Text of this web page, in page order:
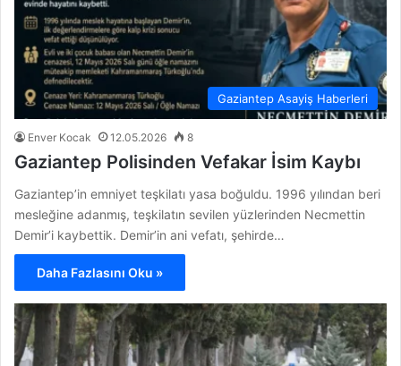
Gaziantep Asayiş Haberleri
Enver Kocak 12.05.2026 8
Gaziantep Polisinden Vefakar İsim Kaybı
Gaziantep’in emniyet teşkilatı yasa boğuldu. 1996 yılından beri
mesleğine adanmış, teşkilatın sevilen yüzlerinden Necmettin
Demir’i kaybettik. Demir’in ani vefatı, şehirde…
Daha Fazlasını Oku »